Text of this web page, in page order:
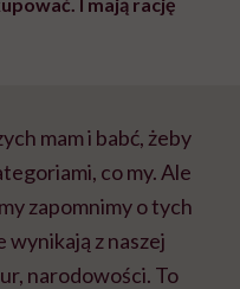
mam i babć, żeby
co my. Ale
zapomnimy o tych
z naszej
narodowości. To